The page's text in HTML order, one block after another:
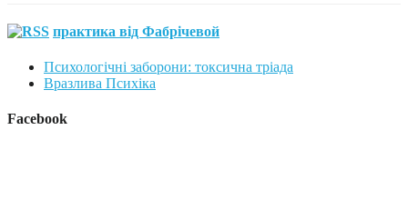
практика від Фабрічевой
Психологічні заборони: токсична тріада
Вразлива Психіка
Facebook